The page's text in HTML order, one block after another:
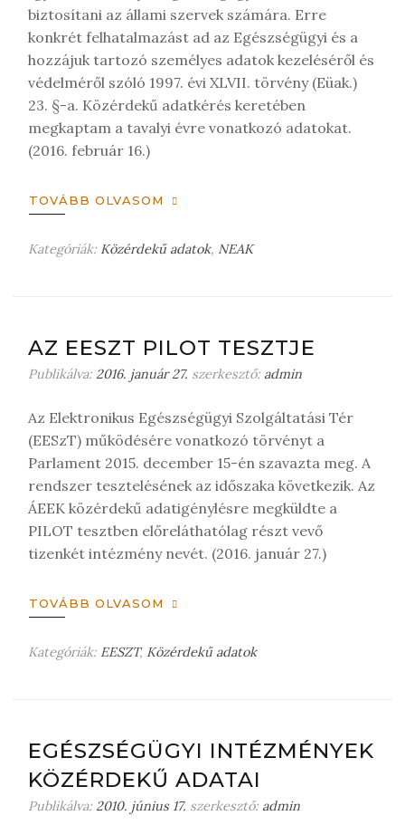
biztosítani az állami szervek számára. Erre
konkrét felhatalmazást ad az Egészségügyi és a
hozzájuk tartozó személyes adatok kezeléséről és
védelméről szóló 1997. évi XLVII. törvény (Eüak.)
23. §-a. Közérdekű adatkérés keretében
megkaptam a tavalyi évre vonatkozó adatokat.
(2016. február 16.)
TOVÁBB OLVASOM
Kategóriák: Közérdekű adatok, NEAK
o
n
e
g
z
é
AZ EESZT PILOT TESZTJE
Publikálva: 2016. január 27. szerkesztő: admin
Az Elektronikus Egészségügyi Szolgáltatási Tér
(EESzT) működésére vonatkozó törvényt a
Parlament 2015. december 15-én szavazta meg. A
rendszer tesztelésének az időszaka következik. Az
ÁEEK közérdekű adatigénylésre megküldte a
PILOT tesztben előreláthatólag részt vevő
tizenkét intézmény nevét. (2016. január 27.)
TOVÁBB OLVASOM
Kategóriák: EESZT, Közérdekű adatok
o
m
EGÉSZSÉGÜGYI INTÉZMÉNYEK
KÖZÉRDEKŰ ADATAI
Publikálva: 2010. június 17. szerkesztő: admin